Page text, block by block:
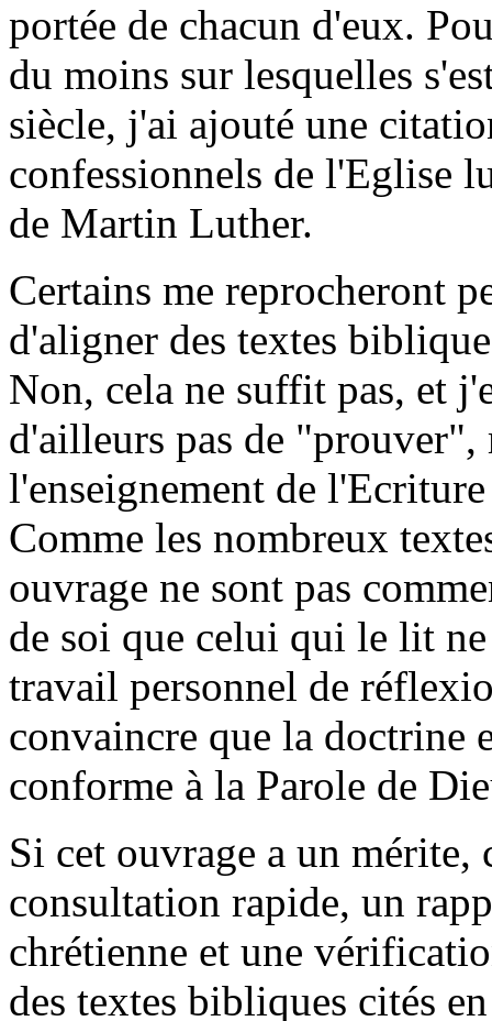
portée de chacun d'eux.
du moins sur lesquelles
siècle, j'ai ajouté une
confessionnels de l'Eglise
de Martin Luther.
Certains me reprocheront
d'aligner des textes
Non, cela ne suffit pas, et
d'ailleurs pas de "prouver",
l'enseignement de
Comme les nombreux
ouvrage ne sont pas
de soi que celui qui le lit
travail personnel de
convaincre que la doctrine
conforme à la Parole de
Si cet ouvrage a un mérite,
consultation rapide, un
chrétienne et une
des textes bibliques cités